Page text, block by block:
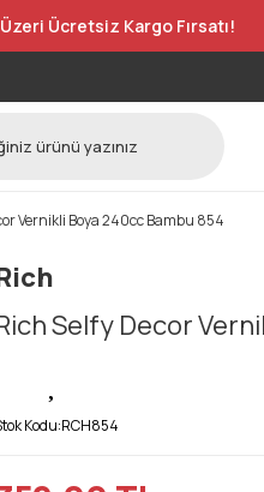
Ücretsiz Kargo Fırsatı!
Vernikli Boya 240cc Bambu 854
Selfy Decor
Kodu:RCH854